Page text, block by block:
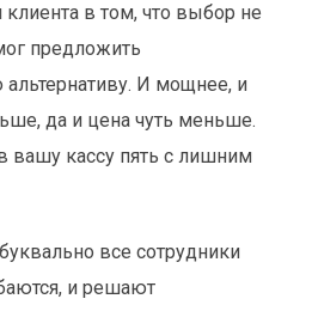
клиента в том, что выбор не
предложить
И мощнее, и
да и цена чуть меньше.
вашу кассу пять с лишним
все сотрудники
и решают